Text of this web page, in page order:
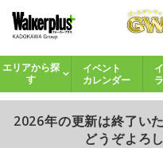
エリアから探
す
イベント
カレンダー
2026年の更新は終了い
どうぞよろ